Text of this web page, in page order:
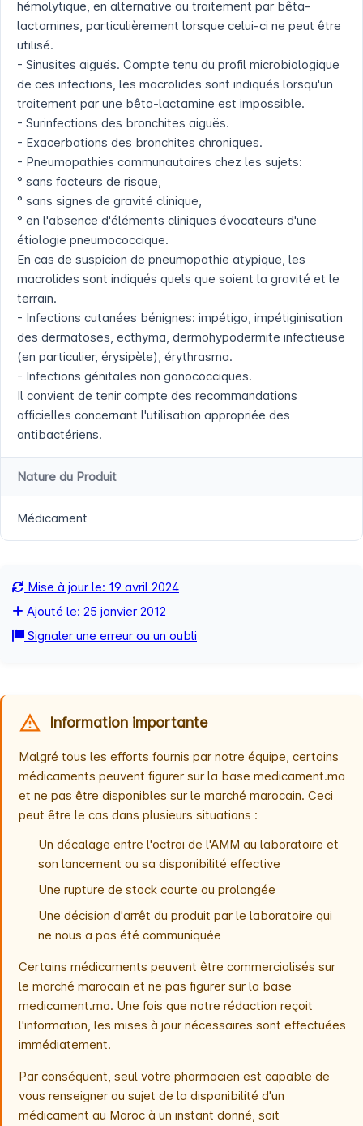
hémolytique, en alternative au traitement par bêta-
lactamines, particulièrement lorsque celui-ci ne peut être
utilisé.
- Sinusites aiguës. Compte tenu du profil microbiologique
de ces infections, les macrolides sont indiqués lorsqu'un
traitement par une bêta-lactamine est impossible.
- Surinfections des bronchites aiguës.
- Exacerbations des bronchites chroniques.
- Pneumopathies communautaires chez les sujets:
° sans facteurs de risque,
° sans signes de gravité clinique,
° en l'absence d'éléments cliniques évocateurs d'une
étiologie pneumococcique.
En cas de suspicion de pneumopathie atypique, les
macrolides sont indiqués quels que soient la gravité et le
terrain.
- Infections cutanées bénignes: impétigo, impétiginisation
des dermatoses, ecthyma, dermohypodermite infectieuse
(en particulier, érysipèle), érythrasma.
- Infections génitales non gonococciques.
Il convient de tenir compte des recommandations
officielles concernant l'utilisation appropriée des
antibactériens.
Nature du Produit
Médicament
Mise à jour le: 19 avril 2024
Ajouté le: 25 janvier 2012
Signaler une erreur ou un oubli
Information importante
Malgré tous les efforts fournis par notre équipe, certains
médicaments peuvent figurer sur la base medicament.ma
et ne pas être disponibles sur le marché marocain. Ceci
peut être le cas dans plusieurs situations :
Un décalage entre l'octroi de l'AMM au laboratoire et
son lancement ou sa disponibilité effective
Une rupture de stock courte ou prolongée
Une décision d'arrêt du produit par le laboratoire qui
ne nous a pas été communiquée
Certains médicaments peuvent être commercialisés sur
le marché marocain et ne pas figurer sur la base
medicament.ma. Une fois que notre rédaction reçoit
l'information, les mises à jour nécessaires sont effectuées
immédiatement.
Par conséquent, seul votre pharmacien est capable de
vous renseigner au sujet de la disponibilité d'un
médicament au Maroc à un instant donné, soit